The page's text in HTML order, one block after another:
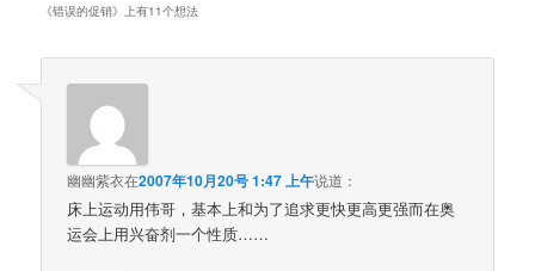
《错误的促销》上有11个想法
幽幽紫衣在2007年10月20号 1:47 上午说道：
床上运动用伟哥，基本上和为了追求更快更高更强而在奥
运会上用兴奋剂一个性质……